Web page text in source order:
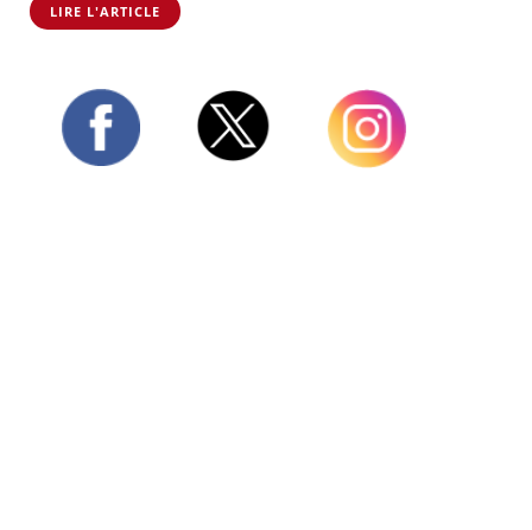
LIRE L'ARTICLE